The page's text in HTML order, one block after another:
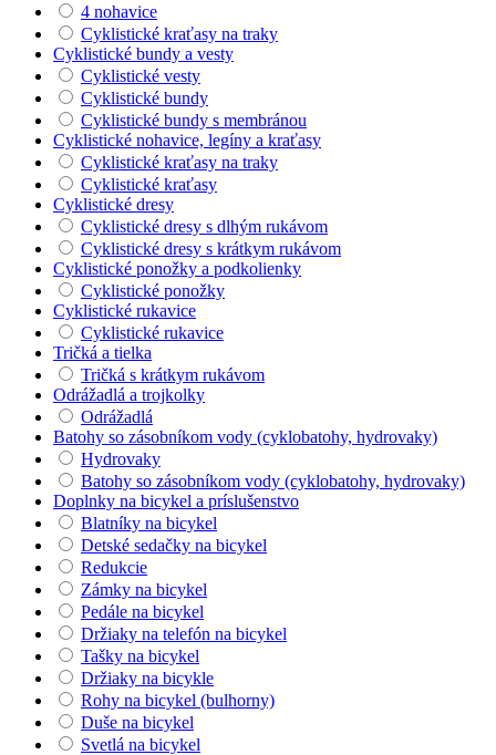
4 nohavice
Cyklistické kraťasy na traky
Cyklistické bundy a vesty
Cyklistické vesty
Cyklistické bundy
Cyklistické bundy s membránou
Cyklistické nohavice, legíny a kraťasy
Cyklistické kraťasy na traky
Cyklistické kraťasy
Cyklistické dresy
Cyklistické dresy s dlhým rukávom
Cyklistické dresy s krátkym rukávom
Cyklistické ponožky a podkolienky
Cyklistické ponožky
Cyklistické rukavice
Cyklistické rukavice
Tričká a tielka
Tričká s krátkym rukávom
Odrážadlá a trojkolky
Odrážadlá
Batohy so zásobníkom vody (cyklobatohy, hydrovaky)
Hydrovaky
Batohy so zásobníkom vody (cyklobatohy, hydrovaky)
Doplnky na bicykel a príslušenstvo
Blatníky na bicykel
Detské sedačky na bicykel
Redukcie
Zámky na bicykel
Pedále na bicykel
Držiaky na telefón na bicykel
Tašky na bicykel
Držiaky na bicykle
Rohy na bicykel (bulhorny)
Duše na bicykel
Svetlá na bicykel